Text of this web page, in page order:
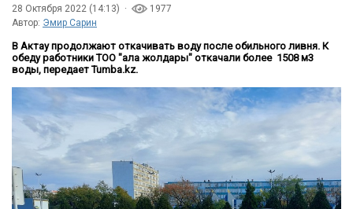
28 Октября 2022 (14:13) ·
1977
Автор: Эмир Сарин
В Актау продолжают откачивать воду после обильного ливня. К
обеду работники ТОО "Қала жолдары" откачали более 1508 м3
воды, передает Tumba.kz.